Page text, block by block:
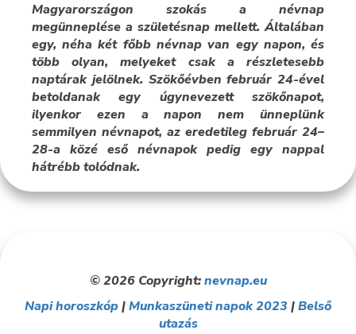
Magyarországon szokás a névnap
megünneplése a születésnap mellett. Általában
egy, néha két főbb névnap van egy napon, és
több olyan, melyeket csak a részletesebb
naptárak jelölnek. Szökőévben február 24-ével
betoldanak egy úgynevezett szökőnapot,
ilyenkor ezen a napon nem ünneplünk
semmilyen névnapot, az eredetileg február 24–
28-a közé eső névnapok pedig egy nappal
hátrébb tolódnak.
© 2026 Copyright:nevnap.eu
Napi horoszkóp|Munkaszüneti napok 2023|Belső
utazás